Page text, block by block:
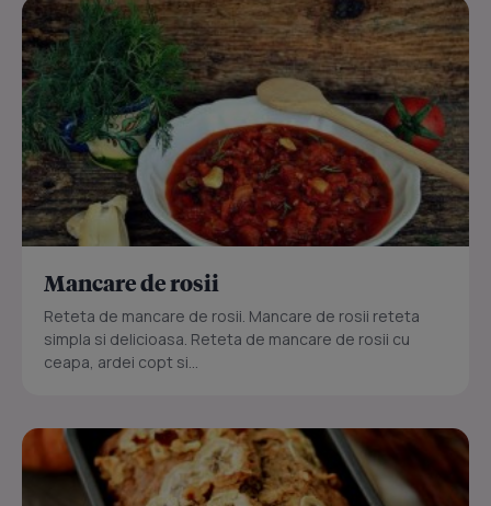
Mancare de rosii
Reteta de mancare de rosii. Mancare de rosii reteta
simpla si delicioasa. Reteta de mancare de rosii cu
ceapa, ardei copt si...